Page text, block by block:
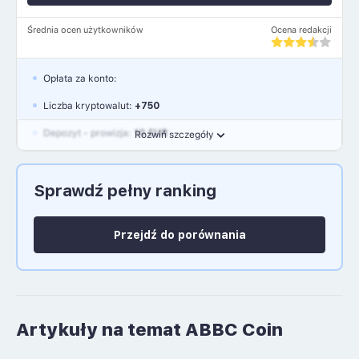
Średnia ocen użytkowników Ocena redakcji
Rozwiń szczegóły
Opłata za konto:
Liczba kryptowalut: +750
Depozyt - prowizja: 10 EUR
Język polski: NIE
Sprawdź pełny ranking
Przejdź do porównania
Artykuły na temat ABBC Coin